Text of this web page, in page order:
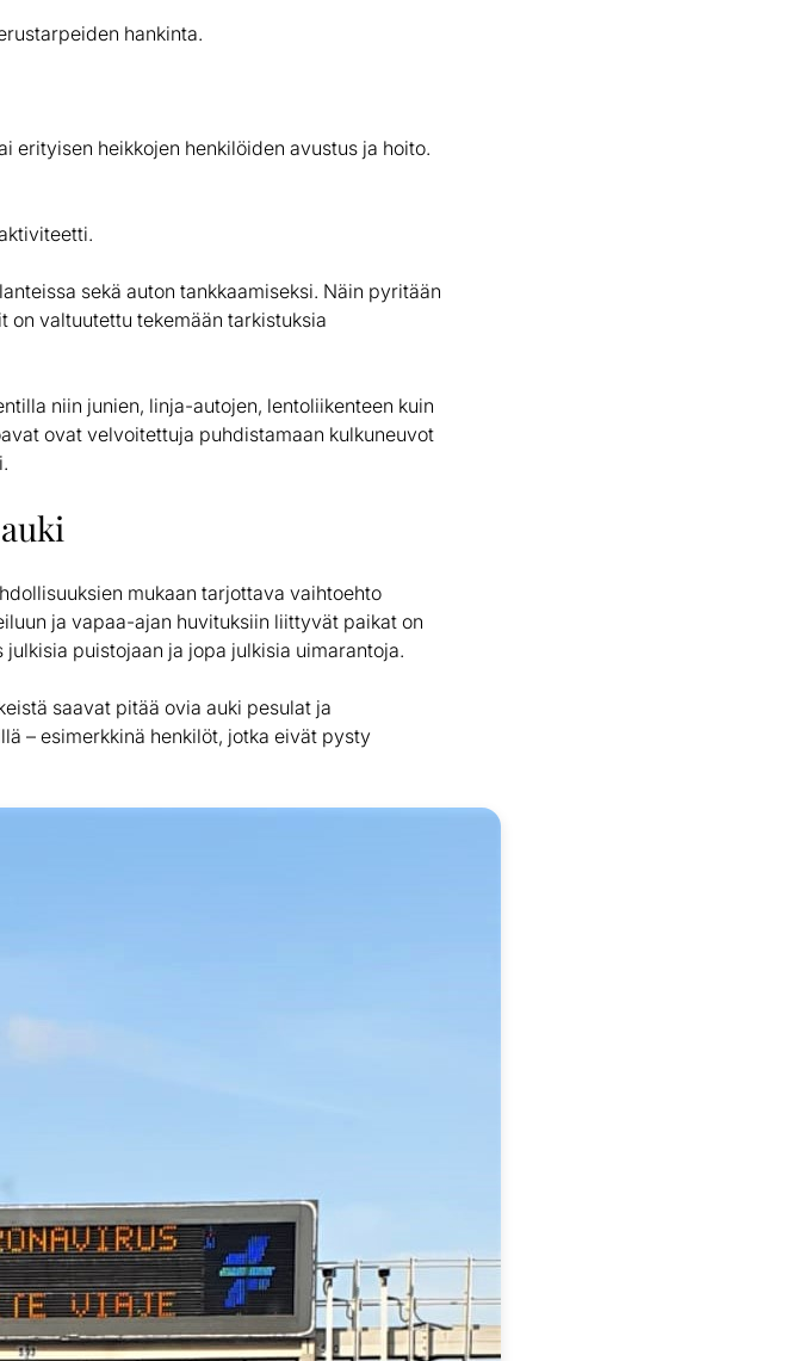
hankinta.
erityisen heikkojen henkilöiden avustus ja hoito.
sekä auton tankkaamiseksi. Näin pyritään
on valtuutettu tekemään tarkistuksia
niin junien, linja-autojen, lentoliikenteen kuin
ovat velvoitettuja puhdistamaan kulkuneuvot
mukaan tarjottava vaihtoehto
ja vapaa-ajan huvituksiin liittyvät paikat on
puistojaan ja jopa julkisia uimarantoja.
saavat pitää ovia auki pesulat ja
– esimerkkinä henkilöt, jotka eivät pysty